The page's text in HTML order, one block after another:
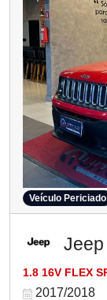
Veículo Periciado
Jeep
1.8 16V FLEX
2017/2018